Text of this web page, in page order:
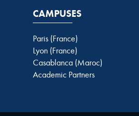
CAMPUSES
Paris (France)
Lyon (France)
Casablanca (Maroc)
Academic Partners